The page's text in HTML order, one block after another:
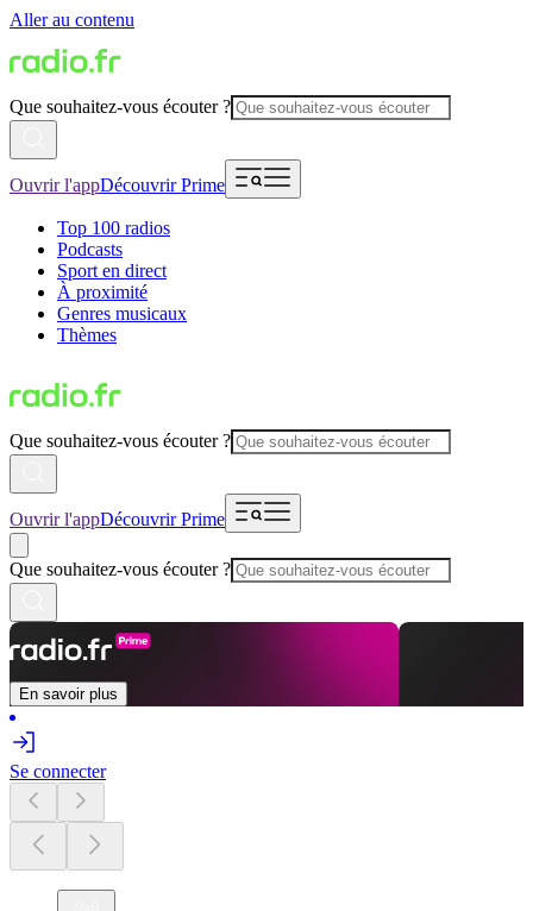
Aller au contenu
Que souhaitez-vous écouter ?
Ouvrir l'appDécouvrir Prime
Top 100 radios
Podcasts
Sport en direct
À proximité
Genres musicaux
Thèmes
Que souhaitez-vous écouter ?
Ouvrir l'appDécouvrir Prime
Que souhaitez-vous écouter ?
En savoir plus
Se connecter